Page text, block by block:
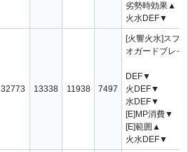
劣勢時効果▲
火水DEF▼
32773 13338 11938 7497
[火響火水]スプ
オガードブレイ
DEF▼
火DEF▼
水DEF▼
[E]MP消費▼
[E]範囲▲
火水DEF▼